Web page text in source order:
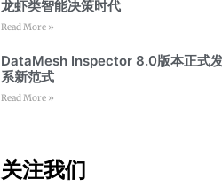
龙虾类智能决策时代
Read More »
DataMesh Inspector 8.0版本正式
系新范式
Read More »
关注我们